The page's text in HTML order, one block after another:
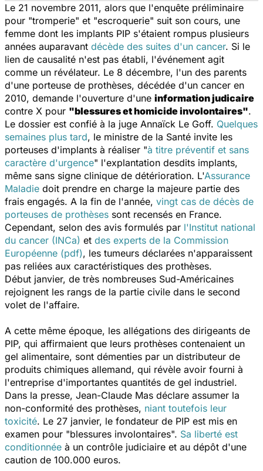
Le 21 novembre 2011, alors que l'enquête préliminaire
pour "tromperie" et "escroquerie" suit son cours, une
femme dont les implants PIP s'étaient rompus plusieurs
années auparavant décède des suites d'un cancer. Si le
lien de causalité n'est pas établi, l'événement agit
comme un révélateur. Le 8 décembre, l'un des parents
d'une porteuse de prothèses, décédée d'un cancer en
2010, demande l'ouverture d'une information judicaire
contre X pour "blessures et homicide involontaires".
Le dossier est confié à la juge Annaïck Le Goff. Quelques
semaines plus tard, le ministre de la Santé invite les
porteuses d'implants à réaliser "à titre préventif et sans
caractère d'urgence" l'explantation desdits implants,
même sans signe clinique de détérioration. L'Assurance
Maladie doit prendre en charge la majeure partie des
frais engagés. A la fin de l'année, vingt cas de décès de
porteuses de prothèses sont recensés en France.
Cependant, selon des avis formulés par l'Institut national
du cancer (INCa) et des experts de la Commission
Européenne (pdf), les tumeurs déclarées n'apparaissent
pas reliées aux caractéristiques des prothèses.
Début janvier, de très nombreuses Sud-Américaines
rejoignent les rangs de la partie civile dans le second
volet de l'affaire.
A cette même époque, les allégations des dirigeants de
PIP, qui affirmaient que leurs prothèses contenaient un
gel alimentaire, sont démenties par un distributeur de
produits chimiques allemand, qui révèle avoir fourni à
l'entreprise d'importantes quantités de gel industriel.
Dans la presse, Jean-Claude Mas déclare assumer la
non-conformité des prothèses, niant toutefois leur
toxicité. Le 27 janvier, le fondateur de PIP est mis en
examen pour "blessures involontaires". Sa liberté est
conditionnée à un contrôle judiciaire et au dépôt d'une
caution de 100.000 euros.